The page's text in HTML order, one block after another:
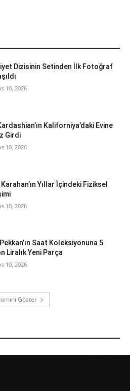
Dizisinin Setinden İlk Fotoğraf
10, 2026
Kaliforniya’daki Evine
Girdi
10, 2026
Yıllar İçindeki Fiziksel
10, 2026
Saat Koleksiyonuna 5
Liralık Yeni Parça
10, 2026
Göster